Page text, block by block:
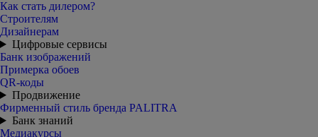
Как стать дилером?
Строителям
Дизайнерам
Цифровые сервисы
Банк изображений
Примерка обоев
QR-коды
Продвижение
Фирменный стиль бренда PALITRA
Банк знаний
Медиакурсы